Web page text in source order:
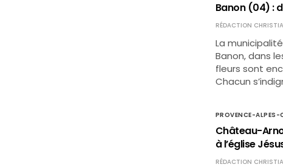
Banon (04) :
RÉDACTION
La
Banon, dans
fleurs sont
Chacun
PROVENCE-
Château-
à l’église
RÉDACTION